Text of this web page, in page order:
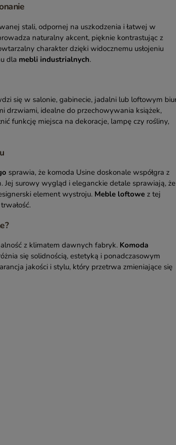
stali, odpornej na uszkodzenia i łatwej w
naturalny akcent, pięknie kontrastując z
charakter dzięki widocznemu usłojeniu
dla mebli industrialnych.
się w salonie, gabinecie, jadalni lub loftowym
drzwiami, idealne do przechowywania książek,
funkcję miejsca na dekoracje, lampę czy rośliny,
sprawia, że komoda Usine doskonale współgra z
Jej surowy wygląd i eleganckie detale sprawiają, że
element wystroju. Meble loftowez tej
z klimatem dawnych fabryk. Komoda
się solidnością, estetyką i ponadczasowym
jakości i stylu, który przetrwa zmieniające się